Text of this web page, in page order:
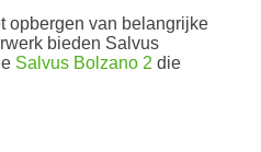
opbergen van belangrijke
bieden Salvus
Salvus Bolzano 2 die